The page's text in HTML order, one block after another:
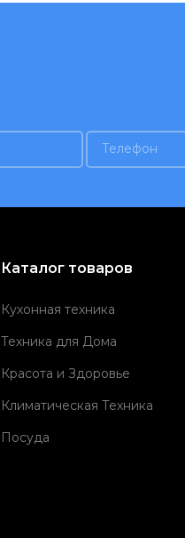
Каталог товаров
Кухонная техника
Техника для Дома
Красота и Здоровье
Климатическая Техника
Посуда